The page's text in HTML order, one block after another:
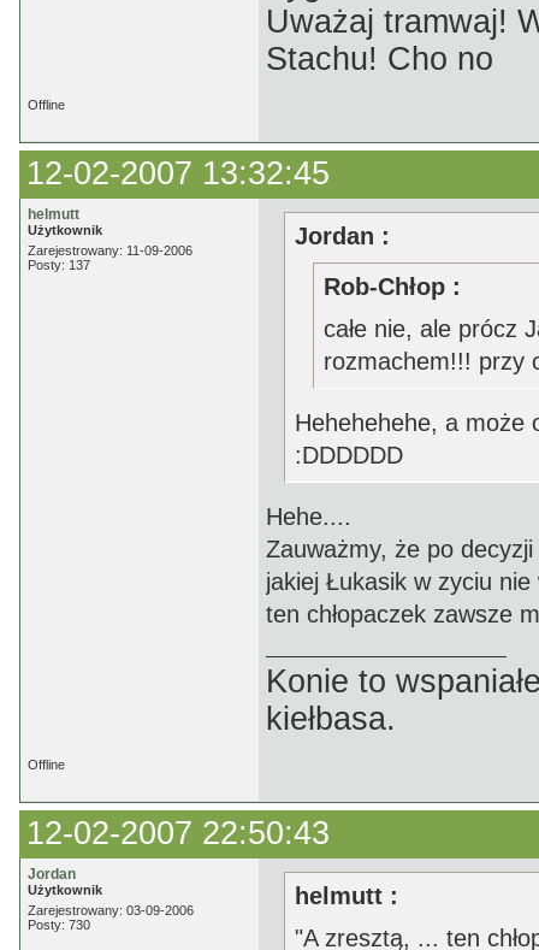
Uważaj tramwaj!
Stachu! Cho no
Offline
12-02-2007 13:32:45
helmutt
Użytkownik
Zarejestrowany: 11-09-2006
Posty: 137
Jordan :
Rob-Chłop :
całe nie, ale prócz
rozmachem!!! przy
Hehehehehe, a może
:DDDDDD
Hehe....
Zauważmy, że po
jakiej Łukasik w zyciu
ten chłopaczek zawsze
Konie to
kiełbasa.
Offline
12-02-2007 22:50:43
Jordan
Użytkownik
Zarejestrowany: 03-09-2006
Posty: 730
helmutt :
"A zresztą, ... ten